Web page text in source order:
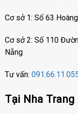
Cơ sở 1: Số 63
Cơ sở 2: Số 110
Nẵng
Tư vấn:
Tại Nha Trang